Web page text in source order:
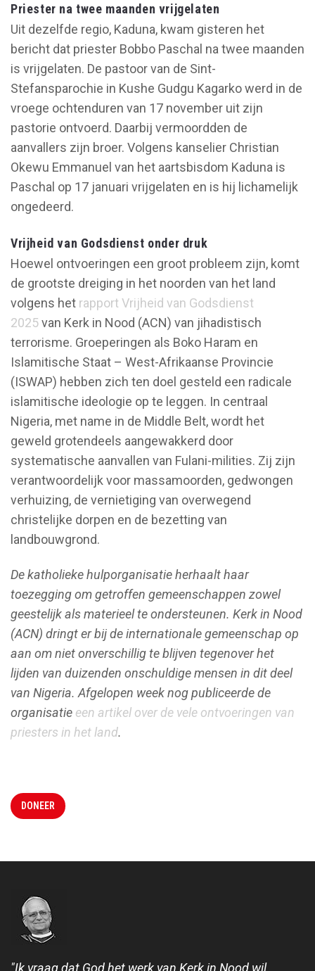
Priester na twee maanden vrijgelaten
Uit dezelfde regio, Kaduna, kwam gisteren het
bericht dat priester Bobbo Paschal na twee maanden
is vrijgelaten. De pastoor van de Sint-
Stefansparochie in Kushe Gudgu Kagarko werd in de
vroege ochtenduren van 17 november uit zijn
pastorie ontvoerd. Daarbij vermoordden de
aanvallers zijn broer. Volgens kanselier Christian
Okewu Emmanuel van het aartsbisdom Kaduna is
Paschal op 17 januari vrijgelaten en is hij lichamelijk
ongedeerd.
Vrijheid van Godsdienst onder druk
Hoewel ontvoeringen een groot probleem zijn, komt
de grootste dreiging in het noorden van het land
volgens het rapport Vrijheid van Godsdienst
2025van Kerk in Nood (ACN) van jihadistisch
terrorisme. Groeperingen als Boko Haram en
Islamitische Staat – West-Afrikaanse Provincie
(ISWAP) hebben zich ten doel gesteld een radicale
islamitische ideologie op te leggen. In centraal
Nigeria, met name in de Middle Belt, wordt het
geweld grotendeels aangewakkerd door
systematische aanvallen van Fulani-milities. Zij zijn
verantwoordelijk voor massamoorden, gedwongen
verhuizing, de vernietiging van overwegend
christelijke dorpen en de bezetting van
landbouwgrond.
De katholieke hulporganisatie herhaalt haar
toezegging om getroffen gemeenschappen zowel
geestelijk als materieel te ondersteunen. Kerk in Nood
(ACN) dringt er bij de internationale gemeenschap op
aan om niet onverschillig te blijven tegenover het
lijden van duizenden onschuldige mensen in dit deel
van Nigeria. Afgelopen week nog publiceerde de
organisatie een artikel over de vele ontvoeringen van
priesters in het land.
DONEER
"Ik vraag dat God het werk van Kerk in Nood wil